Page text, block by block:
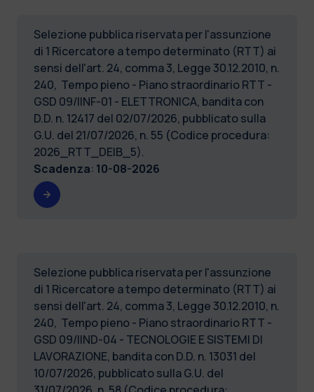
Selezione pubblica riservata per l'assunzione
di 1 Ricercatore a tempo determinato (RTT) ai
sensi dell'art. 24, comma 3, Legge 30.12.2010, n.
240, Tempo pieno - Piano straordinario RTT -
GSD 09/IINF-01 - ELETTRONICA, bandita con
D.D. n. 12417 del 02/07/2026, pubblicato sulla
G.U. del 21/07/2026, n. 55 (Codice procedura:
2026_RTT_DEIB_5).
Scadenza: 10-08-2026
Selezione pubblica riservata per l'assunzione
di 1 Ricercatore a tempo determinato (RTT) ai
sensi dell'art. 24, comma 3, Legge 30.12.2010, n.
240, Tempo pieno - Piano straordinario RTT -
GSD 09/IIND-04 - TECNOLOGIE E SISTEMI DI
LAVORAZIONE, bandita con D.D. n. 13031 del
10/07/2026, pubblicato sulla G.U. del